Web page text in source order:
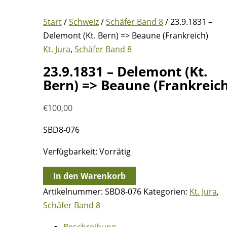
Start/Schweiz/Schäfer Band 8/ 23.9.1831 –
Delemont (Kt. Bern) => Beaune (Frankreich)
Kt. Jura, Schäfer Band 8
23.9.1831 – Delemont (Kt.
Bern) => Beaune
€100,00
SBD8-076
Verfügbarkeit: Vorrätig
23.9.1831
-
Delemont
In den Warenkorb
Artikelnummer: SBD8-076 Kategorien: Kt. Jura,
Schäfer Band 8